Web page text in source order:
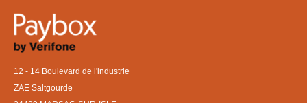
12 - 14 Boulevard de l'industrie
ZAE Saltgourde